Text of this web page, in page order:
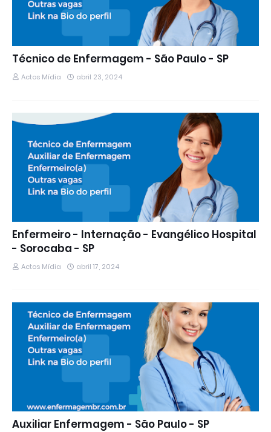
Técnico de Enfermagem - São Paulo - SP
Actos Mídia abril 23, 2024
Enfermeiro - Internação - Evangélico Hospital
- Sorocaba - SP
Actos Mídia abril 17, 2024
Auxiliar Enfermagem - São Paulo - SP